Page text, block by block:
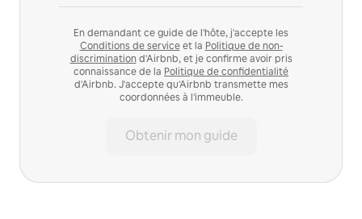
En demandant ce guide de l'hôte, j'accepte les
Conditions de serviceet la Politique de non-
discrimination d'Airbnb, et je confirme avoir pris
connaissance de la Politique de confidentialité
d'Airbnb. J'accepte qu'Airbnb transmette mes
coordonnées à l'immeuble.
Obtenir mon guide